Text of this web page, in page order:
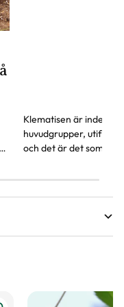
Klematisen är
huvudgrupper, utifrån
och det är det som
ungefärliga
och alla växter